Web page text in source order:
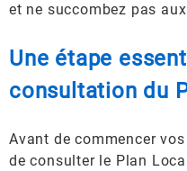
et ne succombez pas
Une étape
consultation du
Avant de commencer
de consulter le Plan